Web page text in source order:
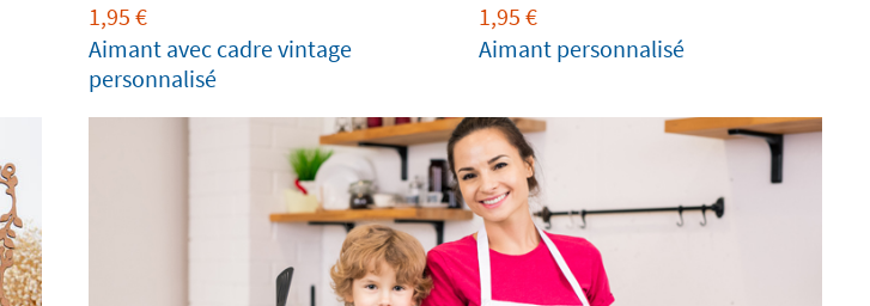
1,95 €
Aimant avec cadre vintage
personnalisé
1,95 €
Aimant personnalisé